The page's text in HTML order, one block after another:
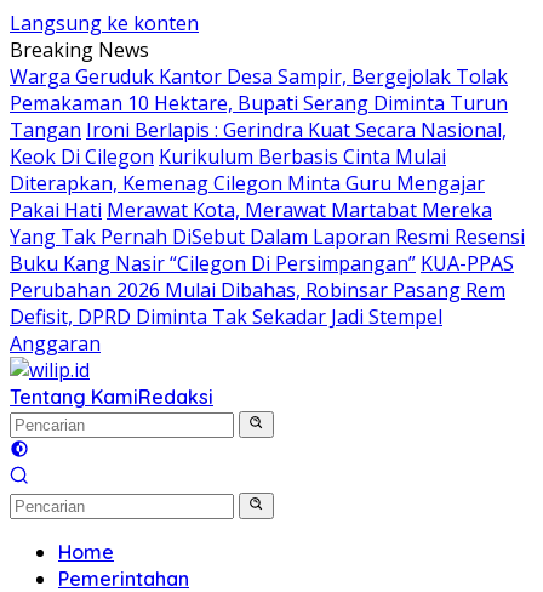
Langsung ke konten
Breaking News
Warga Geruduk Kantor Desa Sampir, Bergejolak Tolak
Pemakaman 10 Hektare, Bupati Serang Diminta Turun
Tangan Ironi Berlapis : Gerindra Kuat Secara Nasional,
Keok Di Cilegon Kurikulum Berbasis Cinta Mulai
Diterapkan, Kemenag Cilegon Minta Guru Mengajar
Pakai Hati Merawat Kota, Merawat Martabat Mereka
Yang Tak Pernah DiSebut Dalam Laporan Resmi Resensi
Buku Kang Nasir “Cilegon Di Persimpangan” KUA-PPAS
Perubahan 2026 Mulai Dibahas, Robinsar Pasang Rem
Defisit, DPRD Diminta Tak Sekadar Jadi Stempel
Anggaran
Tentang KamiRedaksi
Home
Pemerintahan